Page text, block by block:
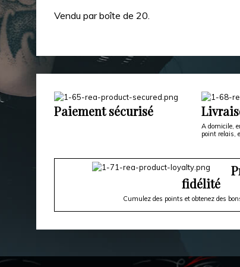
Vendu par boîte de 20.
Paiement sécurisé
A domicile,
point relais,
fidélité
Cumulez des points et obtenez des